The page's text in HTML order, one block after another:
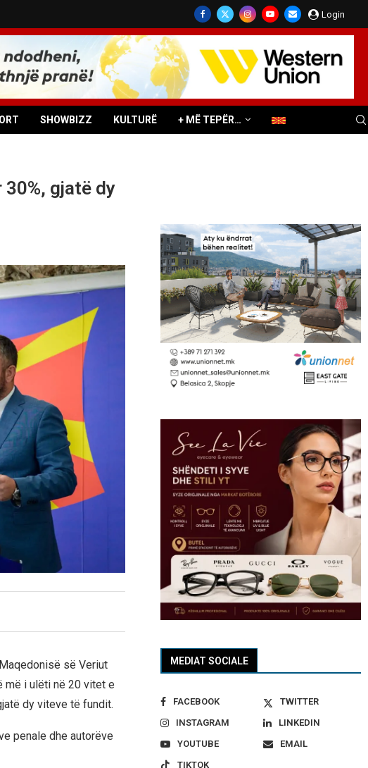
Login
SHOWBIZZ KULTURË + MË TEPËR…
gjatë dy
së Veriut
më i ulëti në 20 vitet e
dy viteve të fundit.
penale dhe autorëve
MEDIAT SOCIALE
FACEBOOK
TWITTER
INSTAGRAM
LINKEDIN
YOUTUBE
EMAIL
TIKTOK